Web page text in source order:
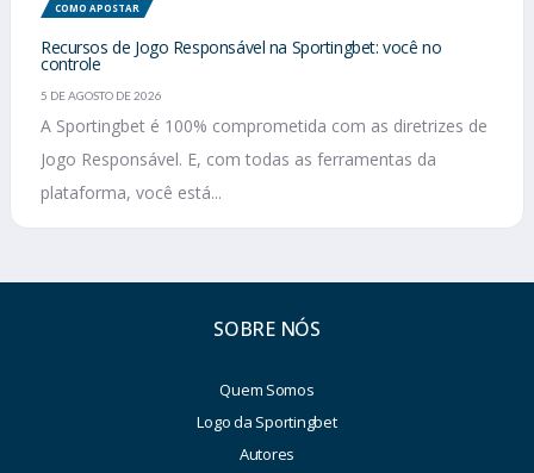
COMO APOSTAR
Recursos de Jogo Responsável na Sportingbet: você no
controle
5 DE AGOSTO DE 2026
A Sportingbet é 100% comprometida com as diretrizes de
Jogo Responsável. E, com todas as ferramentas da
plataforma, você está...
SOBRE NÓS
Quem Somos
Logo da Sportingbet
Autores